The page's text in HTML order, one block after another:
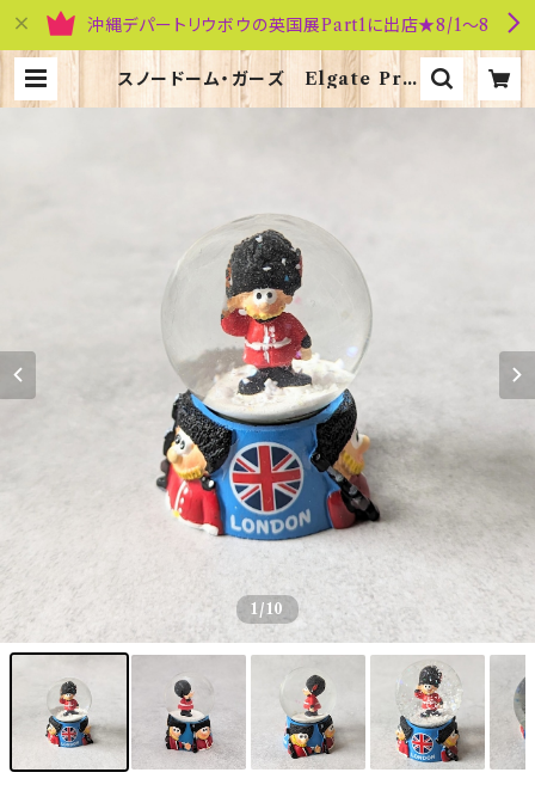
沖縄デパートリウボウの英国展Part1に出店★8/1～8
スノードーム・ガーズ Elgate Pro
ducts 40158 | 英国雑貨専門店ブリ
1 /10